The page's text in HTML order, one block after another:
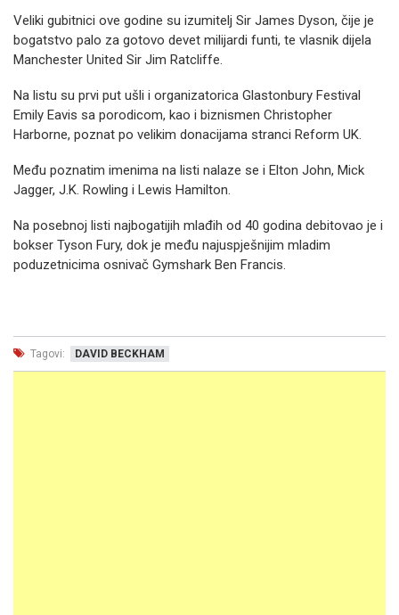
Veliki gubitnici ove godine su izumitelj Sir James Dyson, čije je
bogatstvo palo za gotovo devet milijardi funti, te vlasnik dijela
Manchester United Sir Jim Ratcliffe.
Na listu su prvi put ušli i organizatorica Glastonbury Festival
Emily Eavis sa porodicom, kao i biznismen Christopher
Harborne, poznat po velikim donacijama stranci Reform UK.
Među poznatim imenima na listi nalaze se i Elton John, Mick
Jagger, J.K. Rowling i Lewis Hamilton.
Na posebnoj listi najbogatijih mlađih od 40 godina debitovao je i
bokser Tyson Fury, dok je među najuspješnijim mladim
poduzetnicima osnivač Gymshark Ben Francis.
Tagovi: DAVID BECKHAM